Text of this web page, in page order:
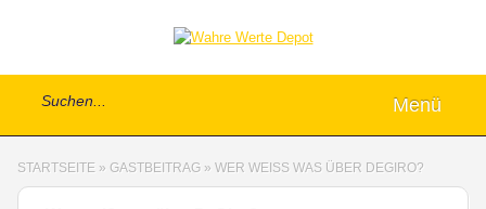
Menü
STARTSEITE » GASTBEITRAG » WER WEISS WAS ÜBER DEGIRO?